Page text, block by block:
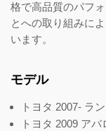
格で高品質のパフ
とへの取り組みに
います。
モデル
トヨタ 2007- ラ
トヨタ 2009 アバ